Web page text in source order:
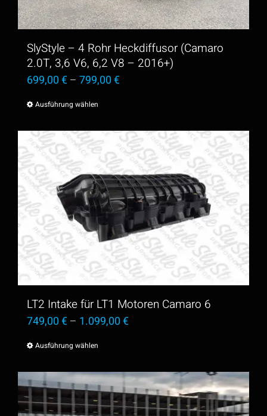
SlyStyle – 4 Rohr Heckdiffusor (Camaro
2.0T, 3,6 V6, 6,2 V8 – 2016+)
699,00€– 799,00€
Ausführung wählen
Produkt
weist
mehrere
Varianten
auf.
Die
Optionen
können
der
Produktseite
LT2 Intake für LT1 Motoren Camaro 6
749,00€– 1.099,00€
Ausführung wählen
Produkt
weist
mehrere